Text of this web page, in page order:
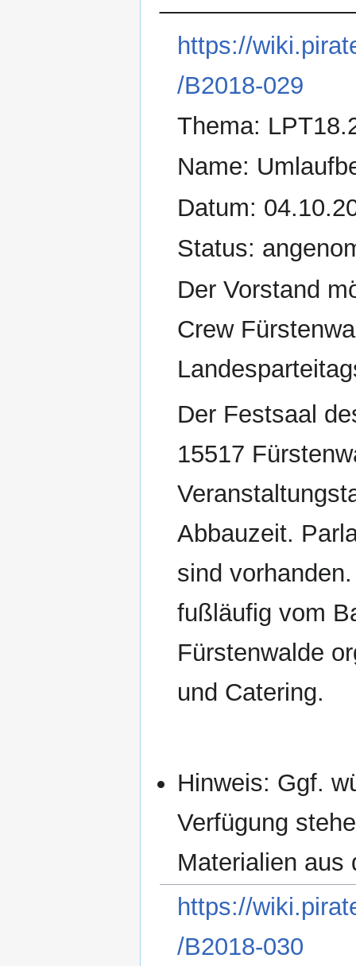
https://
/B2018-029
Thema:
Name:
Datum:
Status:
Der Vorstand
Crew
Der Festsaal
15517
Abbauzeit.
sind
fußläufig vom
Fürstenwalde
und Catering.
Hinweis: Ggf.
Verfügung
Materialien aus
https://
/B2018-030